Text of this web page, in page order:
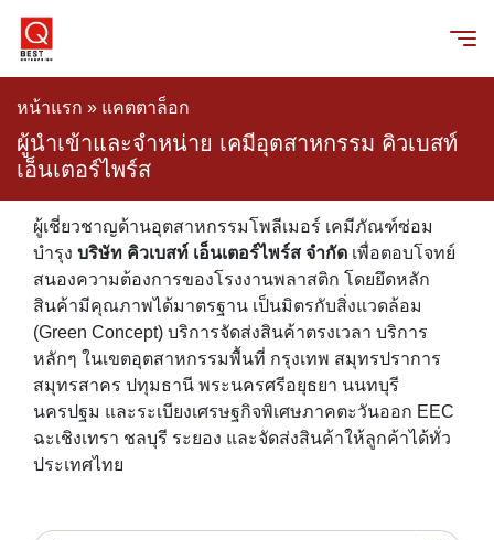
หน้าแรก » แคตตาล็อก
ผู้นำเข้าและจำหน่าย เคมีอุตสาหกรรม คิวเบสท์
เอ็นเตอร์ไพร์ส
ผู้เชี่ยวชาญด้านอุตสาหกรรมโพลีเมอร์ เคมีภัณฑ์ซ่อม
บำรุง บริษัท คิวเบสท์ เอ็นเตอร์ไพร์ส จำกัด เพื่อตอบโจทย์
สนองความต้องการของโรงงานพลาสติก โดยยึดหลัก
สินค้ามีคุณภาพได้มาตรฐาน เป็นมิตรกับสิ่งแวดล้อม
(Green Concept) บริการจัดส่งสินค้าตรงเวลา บริการ
หลักๆ ในเขตอุตสาหกรรมพื้นที่ กรุงเทพ สมุทรปราการ
สมุทรสาคร ปทุมธานี พระนครศรีอยุธยา นนทบุรี
นครปฐม และระเบียงเศรษฐกิจพิเศษภาคตะวันออก EEC
ฉะเชิงเทรา ชลบุรี ระยอง และจัดส่งสินค้าให้ลูกค้าได้ทั่ว
ประเทศไทย